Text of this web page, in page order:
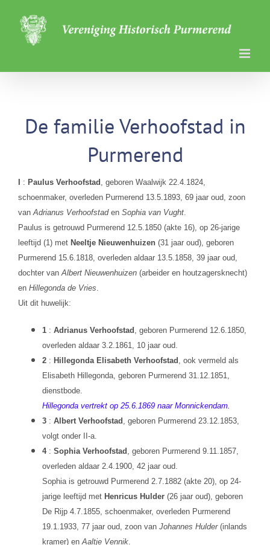
inhoud
De familie Verhoofstad in
Purmerend
: Paulus Verhoofstad
, geboren Waalwijk 22.4.1824,
schoenmaker, overleden Purmerend 13.5.1893, 69 jaar oud, zoon
van Adrianus Verhoofstaden Sophia van Vught.
Paulus is getrouwd Purmerend 12.5.1850 (akte 16), op 26-jarige
leeftijd (1) met Neeltje Nieuwenhuizen(31 jaar oud), geboren
Purmerend 15.6.1818, overleden aldaar 13.5.1858, 39 jaar oud,
dochter van Albert Nieuwenhuizen(arbeider en houtzagersknecht)
en Hillegonda de Vries
Uit dit huwelijk:
1 : Adrianus Verhoofstad
, geboren Purmerend 12.6.1850,
overleden aldaar 3.2.1861, 10 jaar oud.
2 : Hillegonda Elisabeth Verhoofstad
, ook vermeld als
Elisabeth Hillegonda, geboren Purmerend 31.12.1851,
dienstbode.
Hillegonda vertrekt op 25.6.1869 naar Monnickendam.
3 : Albert Verhoofstad
, geboren Purmerend 23.12.1853,
volgt onder II-a.
4 : Sophia Verhoofstad
, geboren Purmerend 9.11.1857,
overleden aldaar 2.4.1900, 42 jaar oud.
Sophia is getrouwd Purmerend 2.7.1882 (akte 20), op 24-
jarige leeftijd met Henricus Hulder(26 jaar oud), geboren
De Rijp 4.7.1855, schoenmaker, overleden Purmerend
19.1.1933, 77 jaar oud, zoon van Johannes Hulder(inlands
kramer) en Aaltje Vennik.